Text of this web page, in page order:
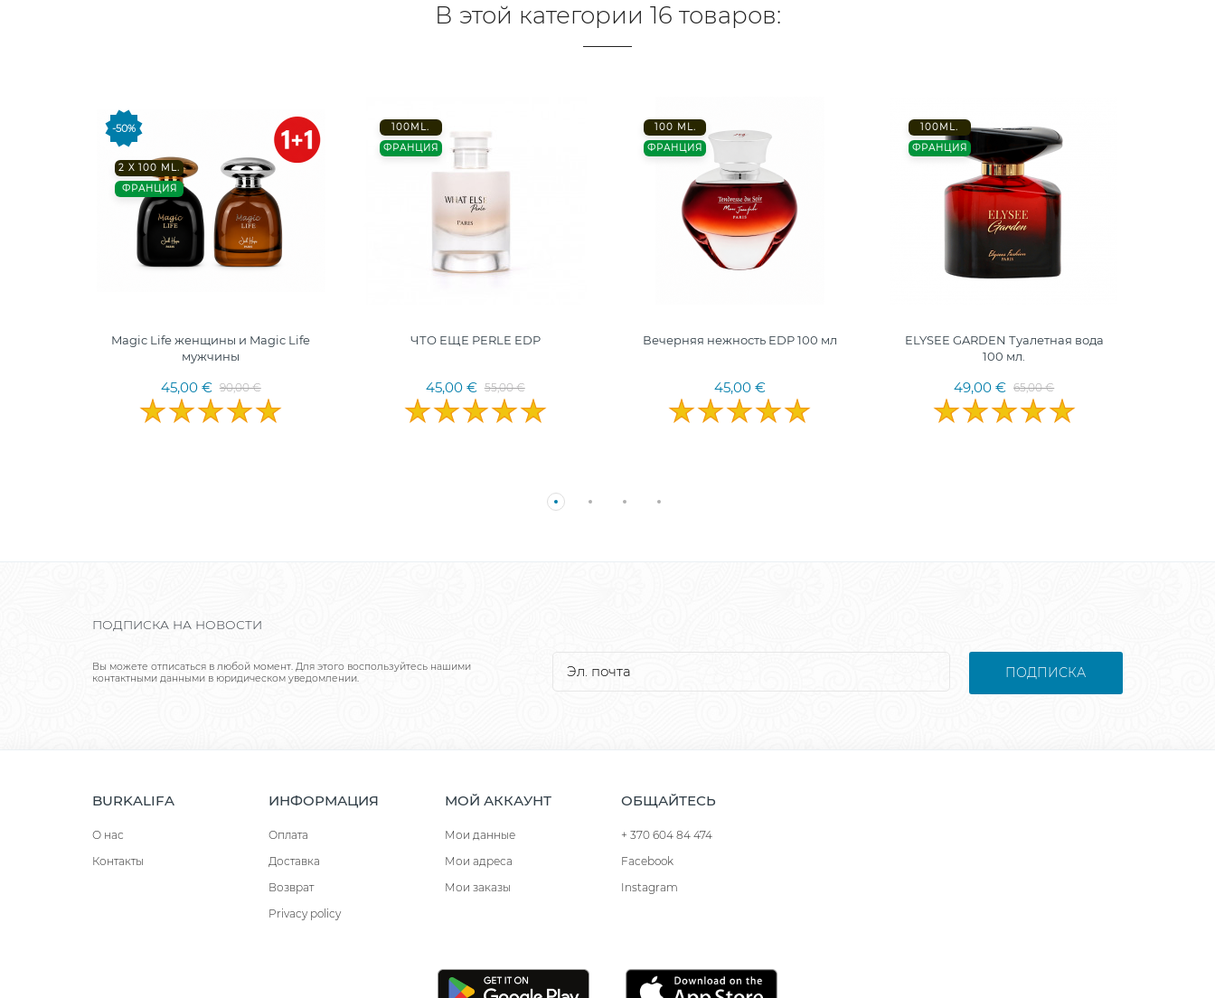
В этой категории 16 товаров:
-50%
2 X 100 ML.
ФРАНЦИЯ
Magic Life женщины и Magic Life
мужчины
45,00 € 90,00 €
100ML.
ФРАНЦИЯ
ЧТО ЕЩЕ PERLE EDP
45,00 € 55,00 €
100 ML.
ФРАНЦИЯ
Вечерняя нежность EDP 100 мл
45,00 €
100ML.
ФРАНЦИЯ
ELYSEE GARDEN Туалетная вода
100 мл.
49,00 € 65,00 €
ПОДПИСКА НА НОВОСТИ
Вы можете отписаться в любой момент. Для этого воспользуйтесь нашими
контактными данными в юридическом уведомлении.
ПОДПИСКА
BURKALIFA
О нас
Контакты
ИНФОРМАЦИЯ
Оплата
Доставка
Возврат
Privacy policy
МОЙ АККАУНТ
Мои данные
Мои адреса
Мои заказы
ОБЩАЙТЕСЬ
+ 370 604 84 474
Facebook
Instagram